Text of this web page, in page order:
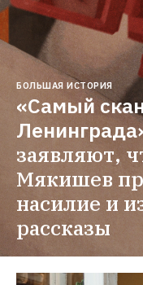
БОЛЬШАЯ ИСТОРИЯ
«Самый
заявляют,
Мякишев
насилие и
рассказы